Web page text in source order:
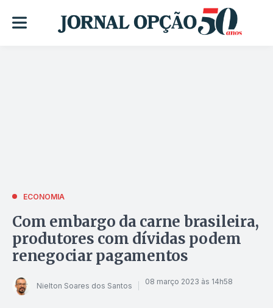
ECONOMIA
Com embargo da carne brasileira,
produtores com dívidas podem
renegociar pagamentos
Nielton Soares dos Santos 08 março 2023 às 14h58